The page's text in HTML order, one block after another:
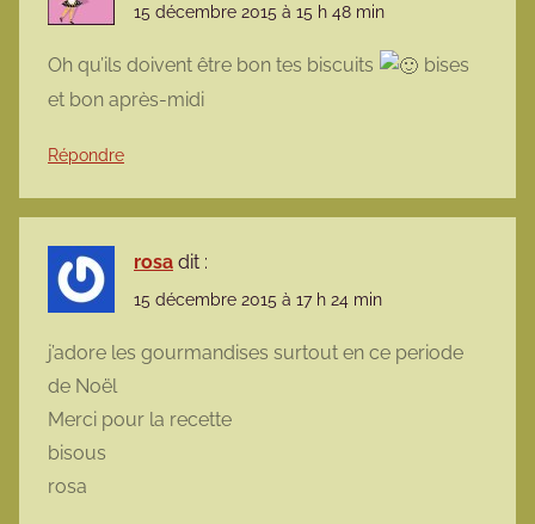
15 décembre 2015 à 15 h 48 min
Oh qu’ils doivent être bon tes biscuits
bises
et bon après-midi
Répondre
rosa dit :
15 décembre 2015 à 17 h 24 min
j’adore les gourmandises surtout en ce periode
de Noël
Merci pour la recette
bisous
rosa